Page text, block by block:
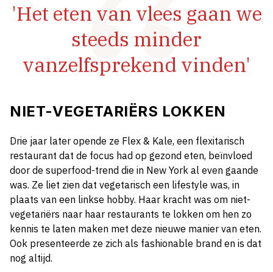
'Het eten van vlees gaan we
steeds minder
vanzelfsprekend vinden'
NIET-VEGETARIËRS LOKKEN
Drie jaar later opende ze Flex & Kale, een flexitarisch
restaurant dat de focus had op gezond eten, beïnvloed
door de superfood-trend die in New York al even gaande
was. Ze liet zien dat vegetarisch een lifestyle was, in
plaats van een linkse hobby. Haar kracht was om niet-
vegetariërs naar haar restaurants te lokken om hen zo
kennis te laten maken met deze nieuwe manier van eten.
Ook presenteerde ze zich als fashionable brand en is dat
nog altijd.